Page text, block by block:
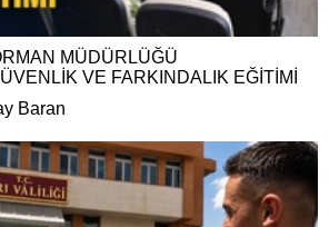
MÜDÜRLÜĞÜ
VE FARKINDALIK EĞİTİMİ
Baran